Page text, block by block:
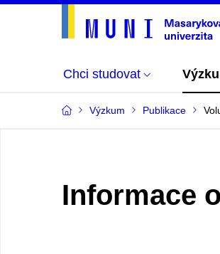
Chci studovat
Výzkum Publikace
Informace